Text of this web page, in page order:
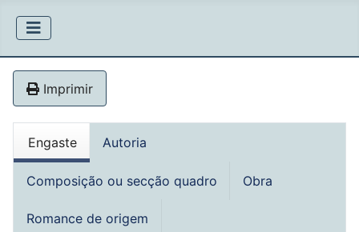
Imprimir
Engaste Autoria
Composição ou secção quadro Obra
Romance de origem